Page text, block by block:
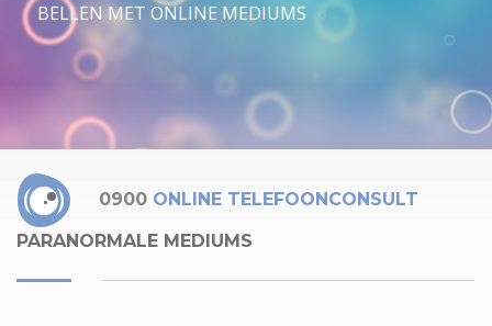
BELLEN MET ONLINE MEDIUMS
0900 ONLINE TELEFOONCONSULT
PARANORMALE MEDIUMS